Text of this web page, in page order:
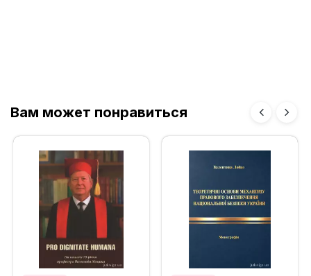
Вам может понравиться